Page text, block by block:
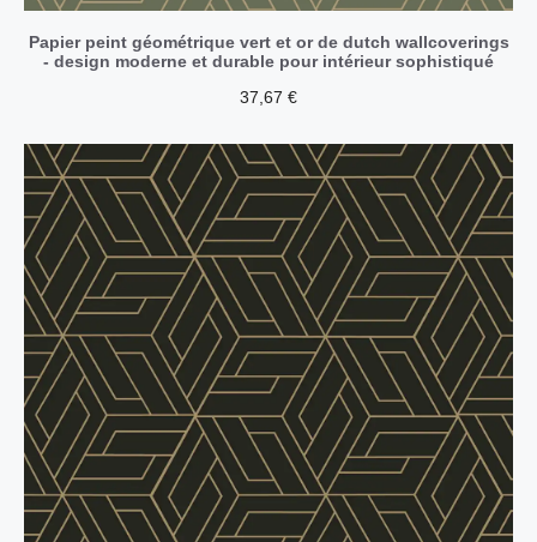
Papier peint géométrique vert et or de dutch wallcoverings
- design moderne et durable pour intérieur sophistiqué
37,67 €